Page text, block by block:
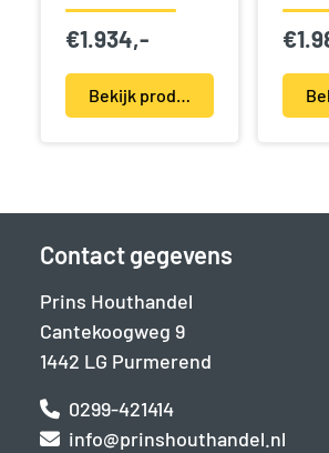
€1.934,-
Bekijk product(en)
€
Contact gegevens
Prins Houthandel
Cantekoogweg 9
1442 LG Purmerend
0299-421414
info@prinshouthandel.nl